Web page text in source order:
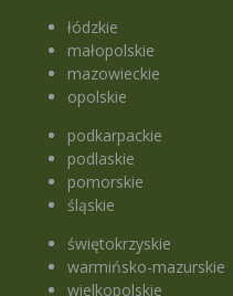
łódzkie
małopolskie
mazowieckie
opolskie
podkarpackie
podlaskie
pomorskie
śląskie
świętokrzyskie
warmińsko-mazurskie
wielkopolskie